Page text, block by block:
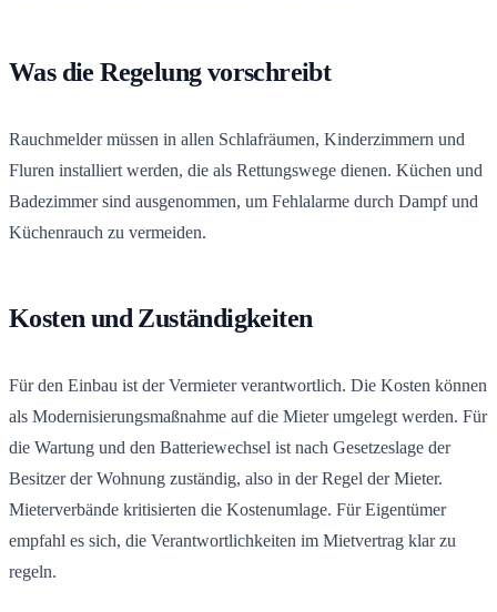
Was die Regelung vorschreibt
Rauchmelder müssen in allen Schlafräumen, Kinderzimmern und
Fluren installiert werden, die als Rettungswege dienen. Küchen und
Badezimmer sind ausgenommen, um Fehlalarme durch Dampf und
Küchenrauch zu vermeiden.
Kosten und Zuständigkeiten
Für den Einbau ist der Vermieter verantwortlich. Die Kosten können
als Modernisierungsmaßnahme auf die Mieter umgelegt werden. Für
die Wartung und den Batteriewechsel ist nach Gesetzeslage der
Besitzer der Wohnung zuständig, also in der Regel der Mieter.
Mieterverbände kritisierten die Kostenumlage. Für Eigentümer
empfahl es sich, die Verantwortlichkeiten im Mietvertrag klar zu
regeln.